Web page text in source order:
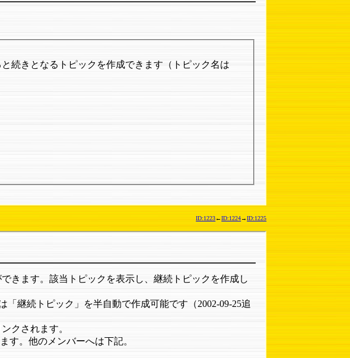
続きとなるトピックを作成できます（トピック名は
ID:1223←ID:1224→ID:1225
きます。該当トピックを表示し、継続トピックを作成し
継続トピック」を半自動で作成可能です（2002-09-25追
クされます。
す。他のメンバーへは下記。